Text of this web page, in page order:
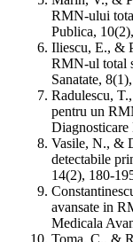
RMN-ului
Publica,
Iliescu, E., &
RMN-ul total
Sanatate,
Radulescu,
pentru un
Vasile, N., &
detectabile
14(2), 180-
avansate in
Medicala